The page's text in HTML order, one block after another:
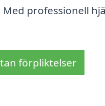
professionell
förpliktelser